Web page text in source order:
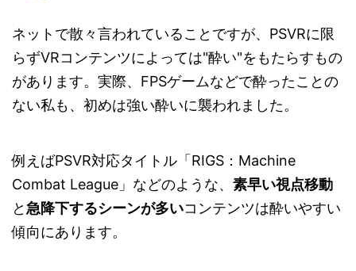
ネットで散々言われていることですが、PSVRに限
らずVRコンテンツによっては"酔い"をもたらすもの
があります。実際、FPSゲームなどで酔ったことの
ない私も、初めは強い酔いに襲われました。
例えばPSVR対応タイトル「RIGS：Machine
Combat League」などのような、 素早い視点移動
と急降下するシーンが多いコンテンツは酔いやすい
傾向にあります。